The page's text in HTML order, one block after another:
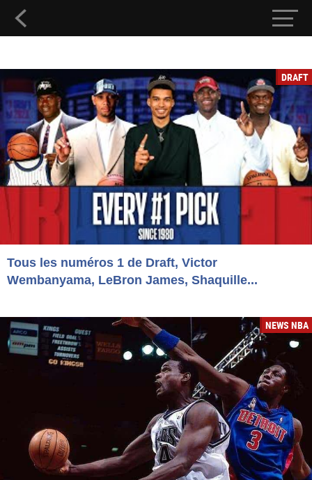
DRAFT
Tous les numéros 1 de Draft, Victor
Wembanyama, LeBron James, Shaquille...
NEWS NBA